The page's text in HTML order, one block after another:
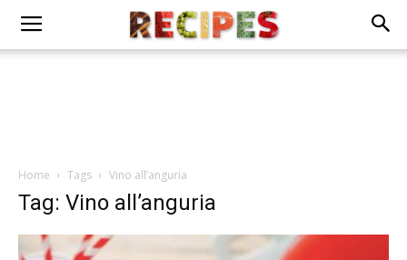
Home Tags Vino all’anguria
Tag: Vino all’anguria